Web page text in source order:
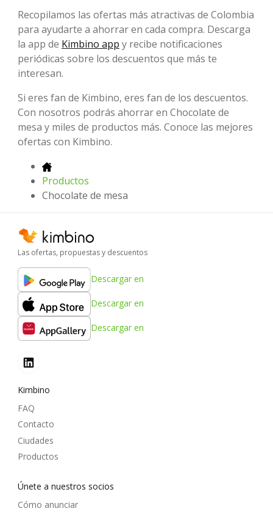
Recopilamos las ofertas más atractivas de Colombia
para ayudarte a ahorrar en cada compra. Descarga
la app de Kimbino app y recibe notificaciones
periódicas sobre los descuentos que más te
interesan.
Si eres fan de Kimbino, eres fan de los descuentos.
Con nosotros podrás ahorrar en Chocolate de
mesa y miles de productos más. Conoce las mejores
ofertas con Kimbino.
Productos
Chocolate de mesa
Las ofertas, propuestas y descuentos
Descargar en
Descargar en
Descargar en
Kimbino
FAQ
Contacto
Ciudades
Productos
Únete a nuestros socios
Cómo anunciar